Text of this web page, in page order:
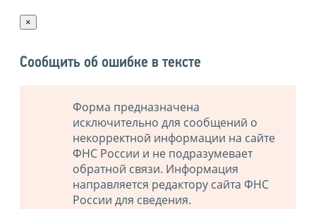
×
Сообщить об ошибке в тексте
Форма предназначена
исключительно для сообщений о
некорректной информации на сайте
ФНС России и не подразумевает
обратной связи. Информация
направляется редактору сайта ФНС
России для сведения.